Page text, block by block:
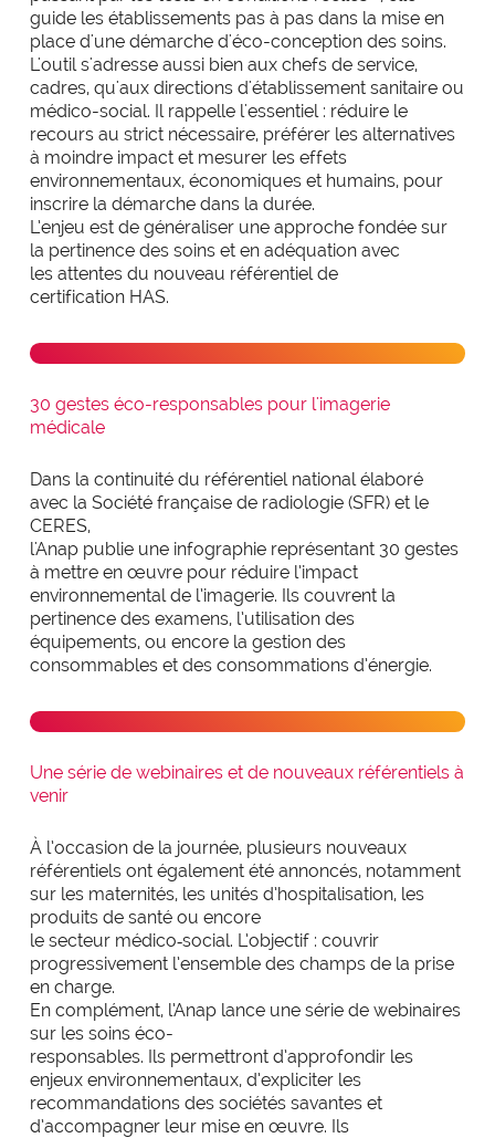
guide les établissements pas à pas dans la mise en
place d'une démarche d'éco-conception des soins.
L'outil s'adresse aussi bien aux chefs de service,
cadres, qu'aux directions d'établissement sanitaire ou
médico-social. Il rappelle l'essentiel : réduire le
recours au strict nécessaire, préférer les alternatives
à moindre impact et mesurer les effets
environnementaux, économiques et humains, pour
inscrire la démarche dans la durée.
L’enjeu est de généraliser une approche fondée sur
la pertinence des soins et en adéquation avec
les attentes du nouveau référentiel de
certification HAS.
30 gestes éco-responsables pour l'imagerie
médicale
Dans la continuité du référentiel national élaboré
avec la Société française de radiologie (SFR) et le
CERES,
l'Anap publie une infographie représentant 30 gestes
à mettre en œuvre pour réduire l’impact
environnemental de l’imagerie. Ils couvrent la
pertinence des examens, l’utilisation des
équipements, ou encore la gestion des
consommables et des consommations d’énergie.
Une série de webinaires et de nouveaux référentiels à
venir
À l’occasion de la journée, plusieurs nouveaux
référentiels ont également été annoncés, notamment
sur les maternités, les unités d’hospitalisation, les
produits de santé ou encore
le secteur médico‑social. L’objectif : couvrir
progressivement l’ensemble des champs de la prise
en charge.
En complément, l’Anap lance une série de webinaires
sur les soins éco-
responsables. Ils permettront d’approfondir les
enjeux environnementaux, d’expliciter les
recommandations des sociétés savantes et
d’accompagner leur mise en œuvre. Ils